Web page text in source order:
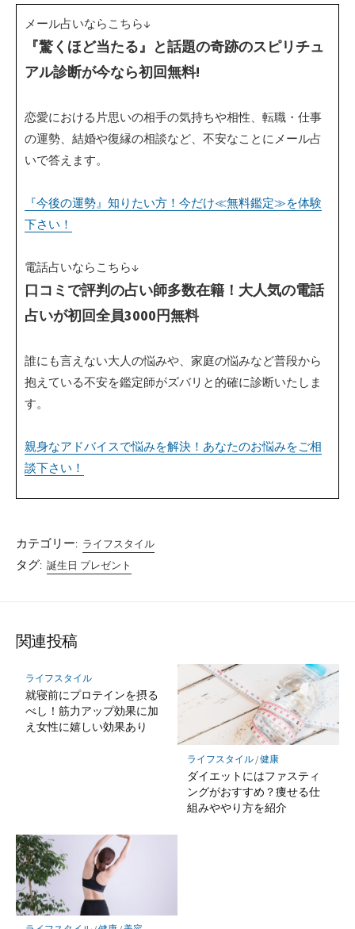
メール占いならこちら↓
『驚くほど当たる』と話題の奇跡のスピリチュ
アル診断が今なら初回無料!
恋愛における片思いの相手の気持ちや相性、転職・仕事
の運勢、結婚や復縁の相談など、不安なことにメール占
いで答えます。
『今後の運勢』知りたい方！今だけ≪無料鑑定≫を体験
下さい！
電話占いならこちら↓
口コミで評判の占い師多数在籍！大人気の電話
占いが初回全員3000円無料
誰にも言えない大人の悩みや、家庭の悩みなど普段から
抱えている不安を鑑定師がズバリと的確に診断いたしま
す。
親身なアドバイスで悩みを解決！あなたのお悩みをご相
談下さい！
カテゴリー: ライフスタイル
タグ: 誕生日 プレゼント
関連投稿
ライフスタイル
就寝前にプロテインを摂る
べし！筋力アップ効果に加
え女性に嬉しい効果あり
ライフスタイル/健康
ダイエットにはファスティ
ングがおすすめ？痩せる仕
組みややり方を紹介